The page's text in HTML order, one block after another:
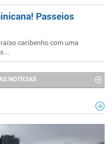
Passeios
caribenho com uma
NOTÍCIAS